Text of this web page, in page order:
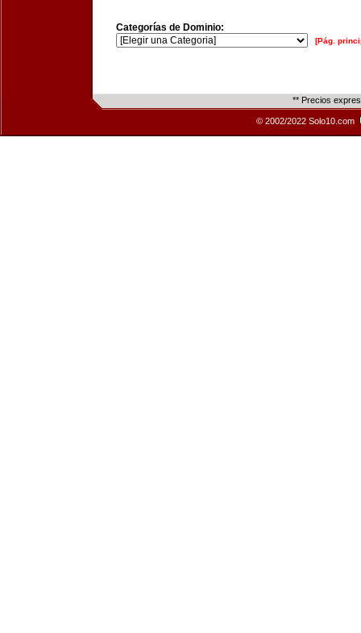
Categorías de Dominio:
[Pág.
** Precios
© 2002/2022 Solo10.com